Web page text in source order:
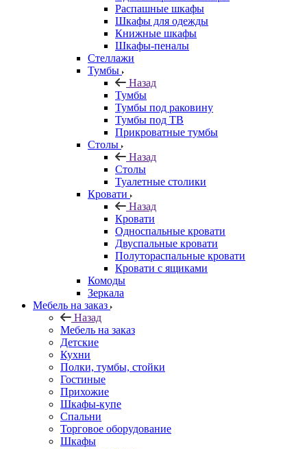
Распашные шкафы
Шкафы для одежды
Книжные шкафы
Шкафы-пеналы
Стеллажи
Тумбы
Назад
Тумбы
Тумбы под раковину
Тумбы под ТВ
Прикроватные тумбы
Столы
Назад
Столы
Туалетные столики
Кровати
Назад
Кровати
Односпальные кровати
Двуспальные кровати
Полутораспальные кровати
Кровати с ящиками
Комоды
Зеркала
Мебель на заказ
Назад
Мебель на заказ
Детские
Кухни
Полки, тумбы, стойки
Гостиные
Прихожие
Шкафы-купе
Спальни
Торговое оборудование
Шкафы